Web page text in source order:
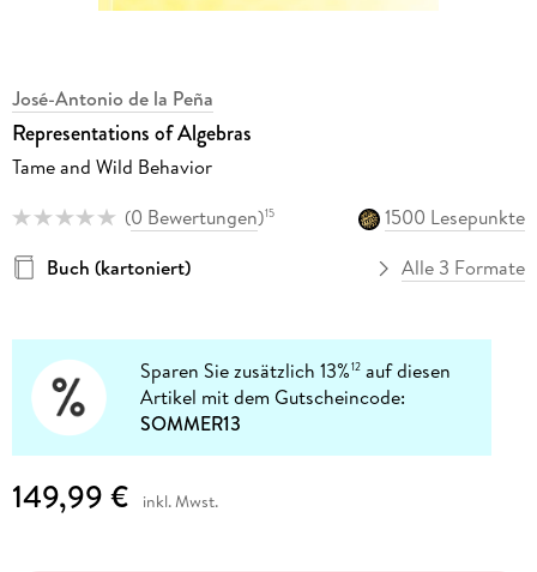
José-Antonio de la Peña
Representations of Algebras
Tame and Wild Behavior
(0 Bewertungen)15
1500 Lesepunkte
Buch (kartoniert)
Alle 3 Formate
Sparen Sie zusätzlich 13%12 auf diesen
Artikel mit dem Gutscheincode:
SOMMER13
149,99 € inkl. Mwst.